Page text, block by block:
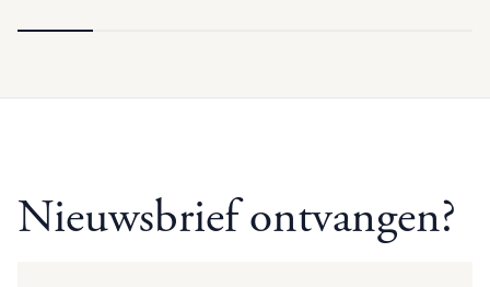
Nieuwsbrief ontvangen?